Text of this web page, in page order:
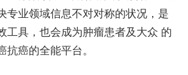
专业领域信息不对对称的状况，是
工具，也会成为肿瘤患者及大众 的
癌的全能平台。